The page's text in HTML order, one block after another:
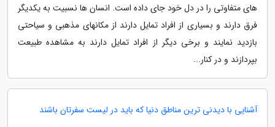
های متفاوتی را در دل خود جای داده است. انسان ها نسبیت به یکدیگر
فرق دارند و بسیاری از افراد تمایل دارند از مکانهای مذهبی و سیاحتی
بازدید نمایند و برخی دیگر از افراد تمایل دارند به مشاهده طبیعت
بپردازند و در کنار...
آشنایی با دیدنی ترین مناطق دنیا که باید در لیست سفرتان باشند